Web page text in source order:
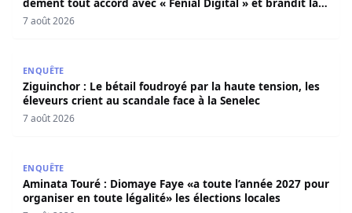
menace de poursuites
7 août 2026
ENQUÊTE
Ziguinchor : Le bétail foudroyé par la haute tension, les
éleveurs crient au scandale face à la Senelec
7 août 2026
ENQUÊTE
Aminata Touré : Diomaye Faye «a toute l’année 2027 pour
organiser en toute légalité» les élections locales